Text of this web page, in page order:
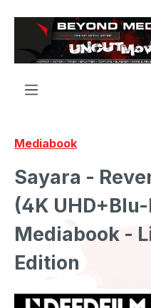
Zum Hauptinhalt springen
Mediabook
Sayara -
(4K
Mediabook -
Edition